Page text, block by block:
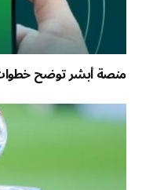
منصة أبشر توضح خطوات